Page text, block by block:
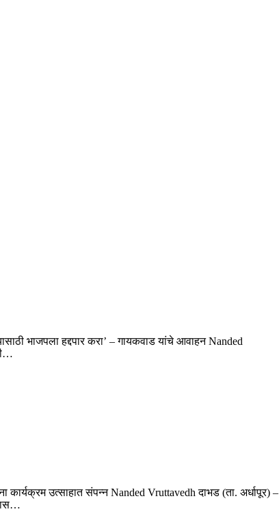
भाजपला हद्दपार करा’ – गायकवाड यांचे आवाहन Nanded
कार्यक्रम उत्साहात संपन्न Nanded Vruttavedh दाभड (ता. अर्धापूर) –